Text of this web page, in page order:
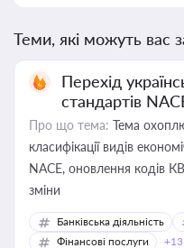
Теми, які можуть вас
Перехід
стандартів
Про що тема: Тема
класифікації видів
NACE, оновлення кодів
зміни
Банківська діяльність
Фінансові послуги
+13